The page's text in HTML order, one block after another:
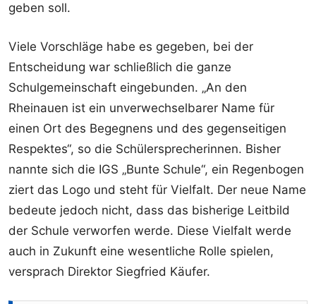
geben soll.
Viele Vorschläge habe es gegeben, bei der
Entscheidung war schließlich die ganze
Schulgemeinschaft eingebunden. „An den
Rheinauen ist ein unverwechselbarer Name für
einen Ort des Begegnens und des gegenseitigen
Respektes“, so die Schülersprecherinnen. Bisher
nannte sich die IGS „Bunte Schule“, ein Regenbogen
ziert das Logo und steht für Vielfalt. Der neue Name
bedeute jedoch nicht, dass das bisherige Leitbild
der Schule verworfen werde. Diese Vielfalt werde
auch in Zukunft eine wesentliche Rolle spielen,
versprach Direktor Siegfried Käufer.